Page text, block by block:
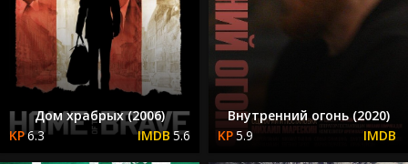
Дом храбрых (2006)
6.3
5.6
Внутренний огонь (2020)
5.9